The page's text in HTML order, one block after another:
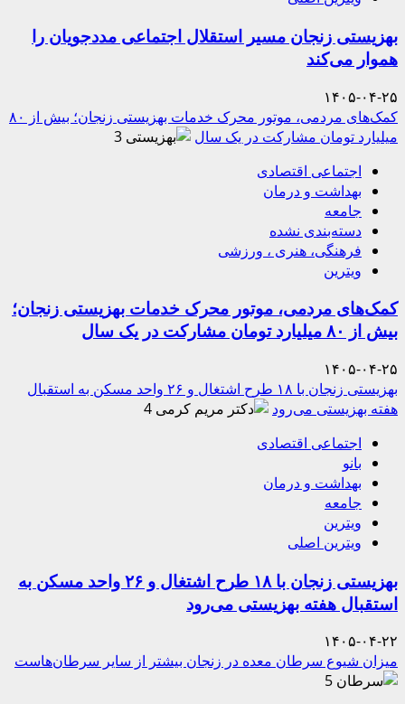
بهزیستی زنجان مسیر استقلال اجتماعی مددجویان را
هموار می‌کند
۱۴۰۵-۰۴-۲۵
کمک‌های مردمی، موتور محرک خدمات بهزیستی زنجان؛ بیش از ۸۰
میلیارد تومان مشارکت در یک سال
3
اجتماعی اقتصادی
بهداشت و درمان
جامعه
دسته‌بندی نشده
فرهنگی، هنری ، ورزشی
ویترین
کمک‌های مردمی، موتور محرک خدمات بهزیستی زنجان؛
بیش از ۸۰ میلیارد تومان مشارکت در یک سال
۱۴۰۵-۰۴-۲۵
بهزیستی زنجان با ۱۸ طرح اشتغال و ۲۶ واحد مسکن به استقبال
هفته بهزیستی می‌رود
4
اجتماعی اقتصادی
بانو
بهداشت و درمان
جامعه
ویترین
ویترین اصلی
بهزیستی زنجان با ۱۸ طرح اشتغال و ۲۶ واحد مسکن به
استقبال هفته بهزیستی می‌رود
۱۴۰۵-۰۴-۲۲
میزان شیوع سرطان معده در زنجان بیشتر از سایر سرطان‌هاست
5